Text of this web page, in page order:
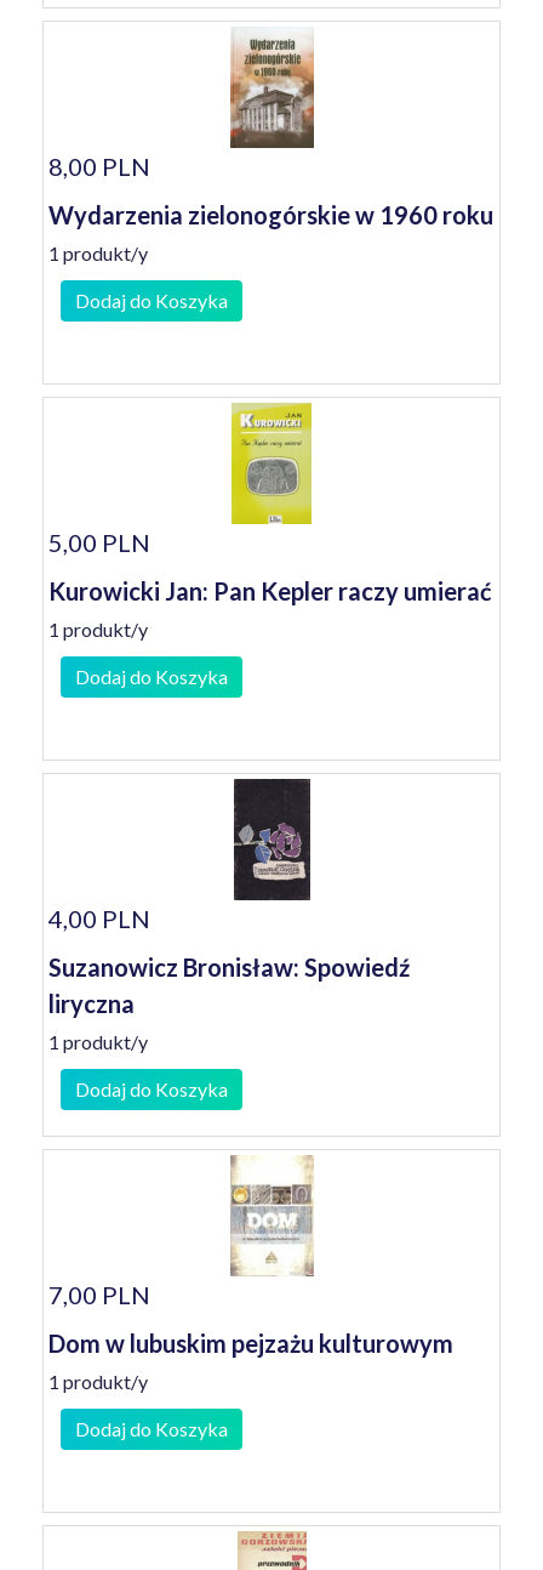
8,00 PLN
Wydarzenia zielonogórskie w 1960 roku
1 produkt/y
Dodaj do Koszyka
5,00 PLN
Kurowicki Jan: Pan Kepler raczy umierać
1 produkt/y
Dodaj do Koszyka
4,00 PLN
Suzanowicz Bronisław: Spowiedź
liryczna
1 produkt/y
Dodaj do Koszyka
7,00 PLN
Dom w lubuskim pejzażu kulturowym
1 produkt/y
Dodaj do Koszyka